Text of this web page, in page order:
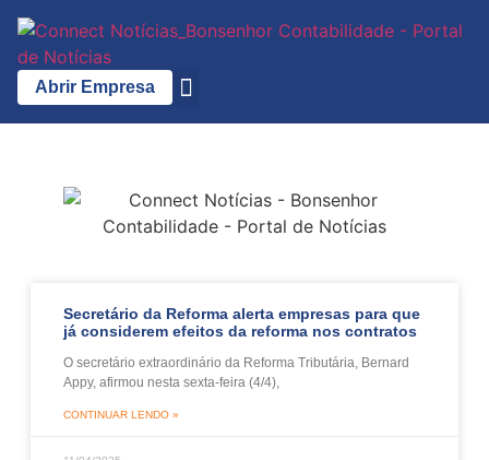
Abrir Empresa
Secretário da Reforma alerta empresas para que
já considerem efeitos da reforma nos contratos
O secretário extraordinário da Reforma Tributária, Bernard
Appy, afirmou nesta sexta-feira (4/4),
CONTINUAR LENDO »